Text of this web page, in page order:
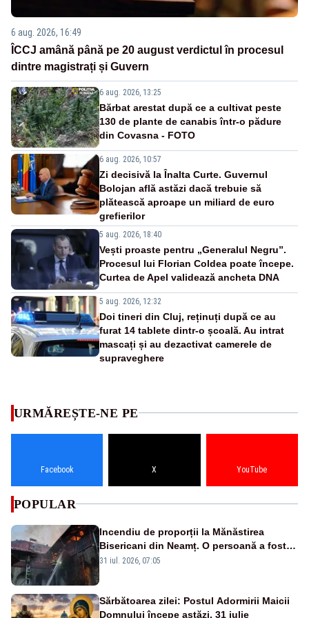
6 aug. 2026, 16:49
ÎCCJ amână până pe 20 august verdictul în procesul
dintre magistrați și Guvern
6 aug. 2026, 13:25
Bărbat arestat după ce a cultivat peste
130 de plante de canabis într-o pădure
din Covasna - FOTO
6 aug. 2026, 10:57
Zi decisivă la Înalta Curte. Guvernul
Bolojan află astăzi dacă trebuie să
plătească aproape un miliard de euro
grefierilor
5 aug. 2026, 18:40
Vești proaste pentru „Generalul Negru”.
Procesul lui Florian Coldea poate începe.
Curtea de Apel validează ancheta DNA
5 aug. 2026, 12:32
Doi tineri din Cluj, reținuți după ce au
furat 14 tablete dintr-o școală. Au intrat
mascați și au dezactivat camerele de
supraveghere
URMĂREȘTE-NE PE
Facebook X YouTube
POPULAR
Incendiu de proporții la Mănăstirea
Bisericani din Neamț. O persoană a fost
găsită carbonizată - FOTO/ VIDEO
31 iul. 2026, 07:05
Sărbătoarea zilei: Postul Adormirii Maicii
Domnului începe astăzi, 31 iulie